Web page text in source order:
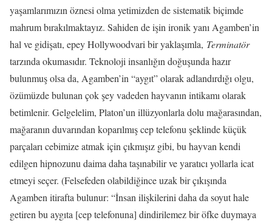
yaşamlarımızın öznesi olma yetimizden de sistematik biçimde
mahrum bırakılmaktayız. Sahiden de işin ironik yanı Agamben’in
hal ve gidişatı, epey Hollywoodvari bir yaklaşımla, Terminatör
tarzında okumasıdır. Teknoloji insanlığın doğuşunda hazır
bulunmuş olsa da, Agamben’in “aygıt” olarak adlandırdığı olgu,
özümüzde bulunan çok şey vadeden hayvanın intikamı olarak
betimlenir. Gelgelelim, Platon’un illüzyonlarla dolu mağarasından,
mağaranın duvarından koparılmış cep telefonu şeklinde küçük
parçaları cebimize atmak için çıkmışız gibi, bu hayvan kendi
edilgen hipnozunu daima daha taşınabilir ve yaratıcı yollarla icat
etmeyi seçer. (Felsefeden olabildiğince uzak bir çıkışında
Agamben itirafta bulunur: “İnsan ilişkilerini daha da soyut hale
getiren bu aygıta [cep telefonuna] dindirilemez bir öfke duymaya